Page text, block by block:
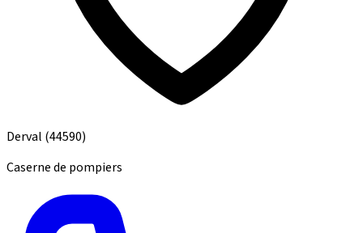
Derval (44590)
Caserne de pompiers